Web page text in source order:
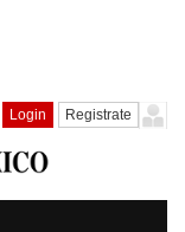
Login Registrate